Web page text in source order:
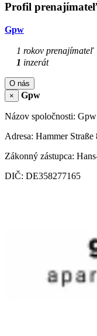
Profil
Gpw
1 rokov prenajímateľ
1 inzerát
O nás
×
Gpw
Názov spoločnosti: Gpw
Adresa: Hammer
Zákonný zástupca:
DIČ: DE358277165